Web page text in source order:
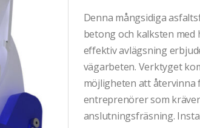
Denna mångsidiga
betong och kalksten
effektiv avlägsning
vägarbeten. Verktyget
möjligheten att återvinna
entreprenörer som
anslutningsfräsning.